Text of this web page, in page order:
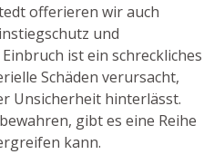
offerieren wir auch
und
ist ein schreckliches
Schäden verursacht,
Unsicherheit hinterlässt.
gibt es eine Reihe
kann.